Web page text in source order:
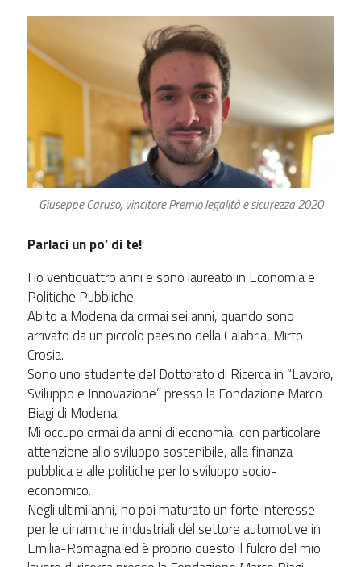
Giuseppe Caruso, vincitore Premio legalità e sicurezza 2020
Parlaci un po’ di te!
Ho ventiquattro anni e sono laureato in Economia e
Politiche Pubbliche.
Abito a Modena da ormai sei anni, quando sono
arrivato da un piccolo paesino della Calabria, Mirto
Crosia.
Sono uno studente del Dottorato di Ricerca in “Lavoro,
Sviluppo e Innovazione” presso la Fondazione Marco
Biagi di Modena.
Mi occupo ormai da anni di economia, con particolare
attenzione allo sviluppo sostenibile, alla finanza
pubblica e alle politiche per lo sviluppo socio-
economico.
Negli ultimi anni, ho poi maturato un forte interesse
per le dinamiche industriali del settore automotive in
Emilia-Romagna ed è proprio questo il fulcro del mio